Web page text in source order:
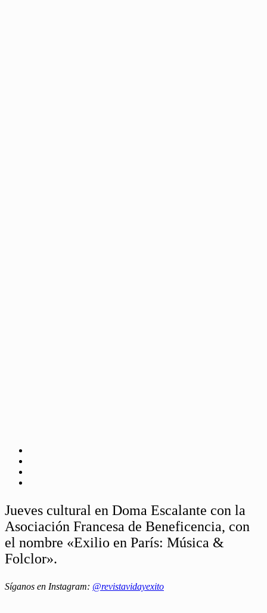
Jueves cultural en Doma Escalante con la
Asociación Francesa de Beneficencia, con
el nombre «Exilio en París: Música &
Folclor».
Síganos en Instagram: @revistavidayexito